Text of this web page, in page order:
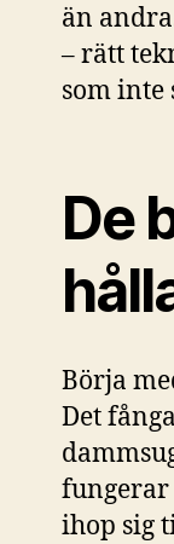
än
– rätt
som inte
De
Börja
Det
fungerar
ihop sig